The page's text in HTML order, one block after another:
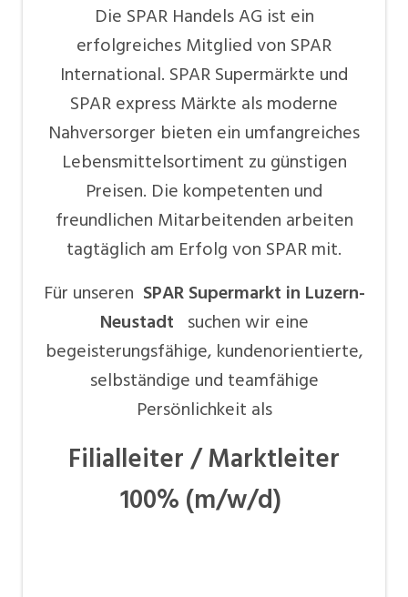
Die SPAR Handels AG ist ein
erfolgreiches Mitglied von SPAR
International. SPAR Supermärkte und
SPAR express Märkte als moderne
Nahversorger bieten ein umfangreiches
Lebensmittelsortiment zu günstigen
Preisen. Die kompetenten und
freundlichen Mitarbeitenden arbeiten
tagtäglich am Erfolg von SPAR mit.
Für unseren SPAR Supermarkt in Luzern-
Neustadt suchen wir eine
begeisterungsfähige, kundenorientierte,
selbständige und teamfähige
Persönlichkeit als
Filialleiter / Marktleiter
100% (m/w/d)